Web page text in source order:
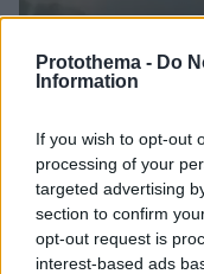
Protothema - Do
Information
If you wish to opt-out
processing of your
targeted advertising
section to confirm
opt-out request is
interest-based ads
07.08.2026, 09:58